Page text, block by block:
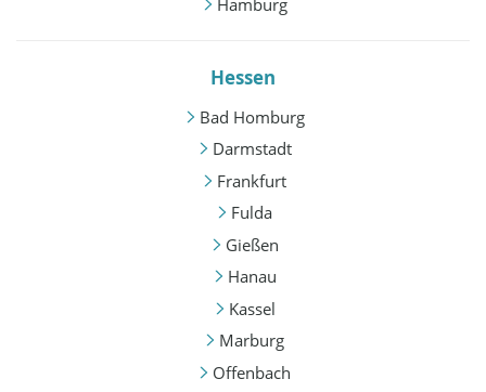
Hessen
Bad Homburg
Darmstadt
Frankfurt
Fulda
Gießen
Hanau
Kassel
Marburg
Offenbach